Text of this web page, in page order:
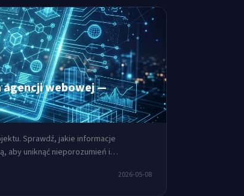
webowej —
Sprawdź, jakie informacje
aby uniknąć nieporozumień i
2026-05-08